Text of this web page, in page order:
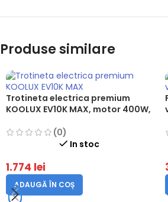
Produse similare
Trotineta electrica premium
KOOLUX EV10K MAX, motor 400W,
maxima 25Km/h, autonomie 60
km, sarcina maxima 120 Kg
(0)
In stoc
1.774 lei
ADAUGĂ ÎN COȘ